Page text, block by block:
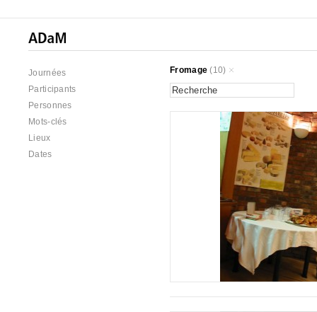
Journées
Participants
Personnes
Mots-clés
Lieux
Dates
Fromage (10)